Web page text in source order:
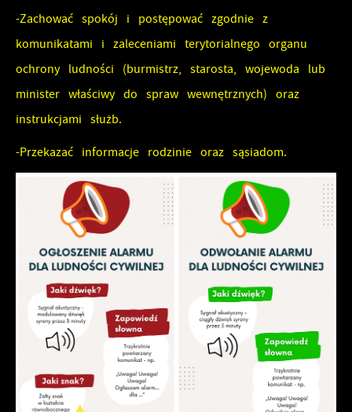
-Zachować spokój i postępować zgodnie z
komunikatami i zaleceniami terytorialnego organu
ochrony ludności (burmistrz, starosta, wojewoda lub
minister właściwy do spraw wewnętrznych) oraz
instrukcjami służb.
-Przekazać informacje rodzinie oraz sąsiadom.
treści w postaci wiadomości, ofert, komunikatów mediów
społecznościowych.